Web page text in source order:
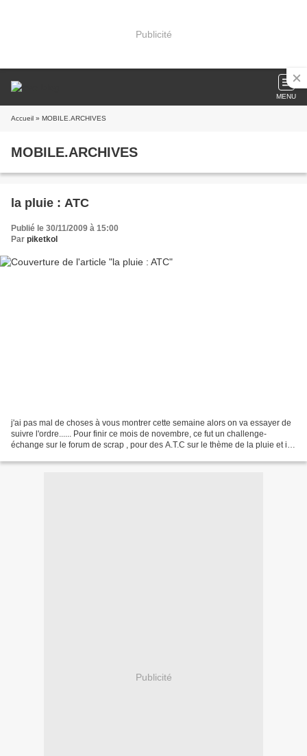
Publicité
MENU
Accueil » MOBILE.ARCHIVES
MOBILE.ARCHIVES
la pluie : ATC
Publié le 30/11/2009 à 15:00
Par piketkol
j'ai pas mal de choses à vous montrer cette semaine alors on va essayer de
suivre l'ordre...... Pour finir ce mois de novembre, ce fut un challenge-
échange sur le forum de scrap , pour des A.T.C sur le thème de la pluie et il
Publicité